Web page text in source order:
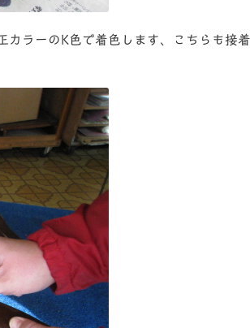
ラーのK色で着色します、こちらも接